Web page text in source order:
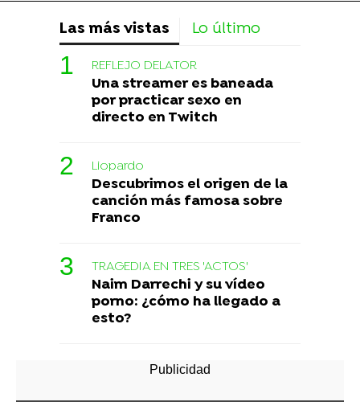
Las más vistas Lo último
REFLEJO DELATOR
Una streamer es baneada
por practicar sexo en
directo en Twitch
Liopardo
Descubrimos el origen de la
canción más famosa sobre
Franco
TRAGEDIA EN TRES 'ACTOS'
Naim Darrechi y su vídeo
porno: ¿cómo ha llegado a
esto?